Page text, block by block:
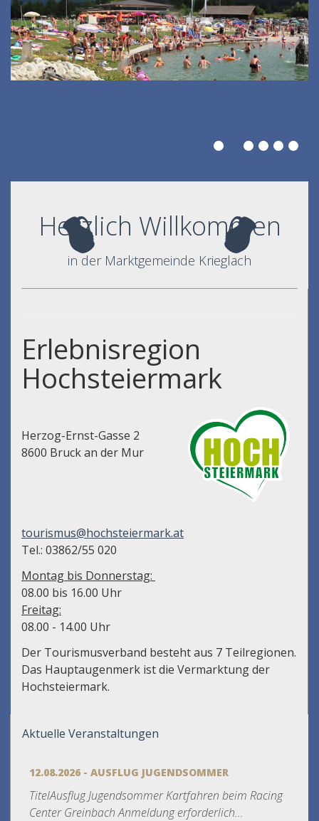
Herzlich Willkommen
in der Marktgemeinde Krieglach
Erlebnisregion
Hochsteiermark
Herzog-Ernst-Gasse 2
8600 Bruck an der Mur
tourismus@hochsteiermark.at
Tel.: 03862/55 020
Montag bis Donnerstag:
08.00 bis 16.00 Uhr
Freitag:
08.00 - 14.00 Uhr
Der Tourismusverband besteht aus 7 Teilregionen.
Das Hauptaugenmerk ist die Vermarktung der
Hochsteiermark.
Aktuelle Veranstaltungen
12.08.2026 - AUSFLUG JUGENDSOMMER
TitelAusflug Jugendsommer Kartfahren beim Racing
Center Greinbach Anmeldung erforderlich...